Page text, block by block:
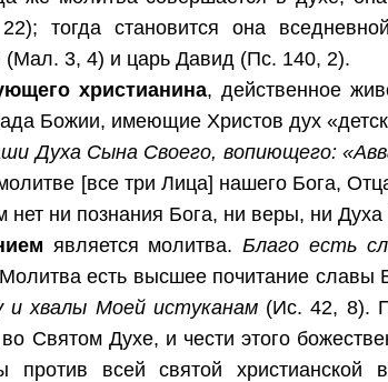
тогда становится она вседневной
(Мал. 3, 4) и царь Давид (Пс. 140, 2).
христианина, действенное
Божии, имеющие Христов дух
Духа Сына Своего, вопиющего:
[все три Лица] нашего Бога,
ни познания Бога, ни веры, ни Духа
является молитва.Благо есть
есть высшее почитание славы
и хвалы Моей истуканам(Ис. 42, 8).
Святом Духе, и чести этого
всей святой христианской